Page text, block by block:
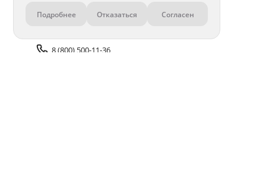
Контакты
8 (800) 500-11-36
Подробнее Отказаться Согласен